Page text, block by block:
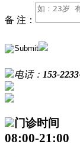
备 注：
电话： 153-
门诊时间
08:00-21:00